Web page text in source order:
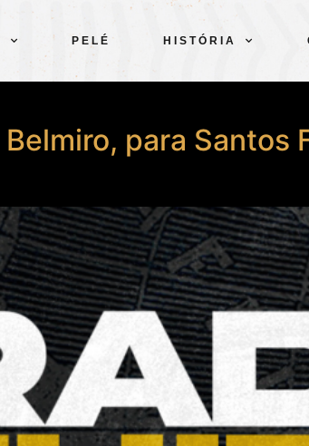
PELÉ HISTÓRIA
CLUBE
para Santos